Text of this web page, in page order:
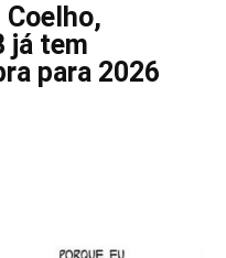
Coelho,
já tem
para 2026